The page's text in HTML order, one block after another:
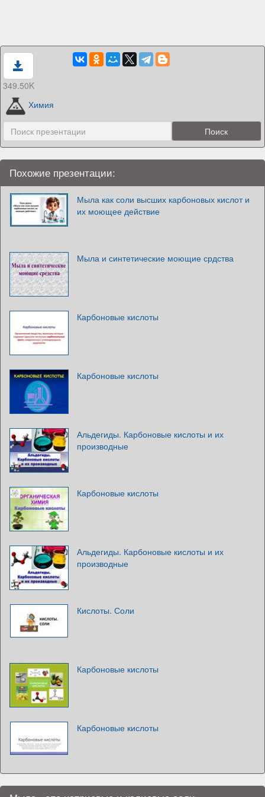
349.50K
Химия
Похожие презентации:
Мыла как соли высших карбоновых кислот и
их моющее действие
Мыла и синтетические моющие срдства
Карбоновые кислоты
Карбоновые кислоты
Альдегиды. Карбоновые кислоты и их
производные
Карбоновые кислоты
Альдегиды. Карбоновые кислоты и их
производные
Кислоты. Соли
Карбоновые кислоты
Карбоновые кислоты